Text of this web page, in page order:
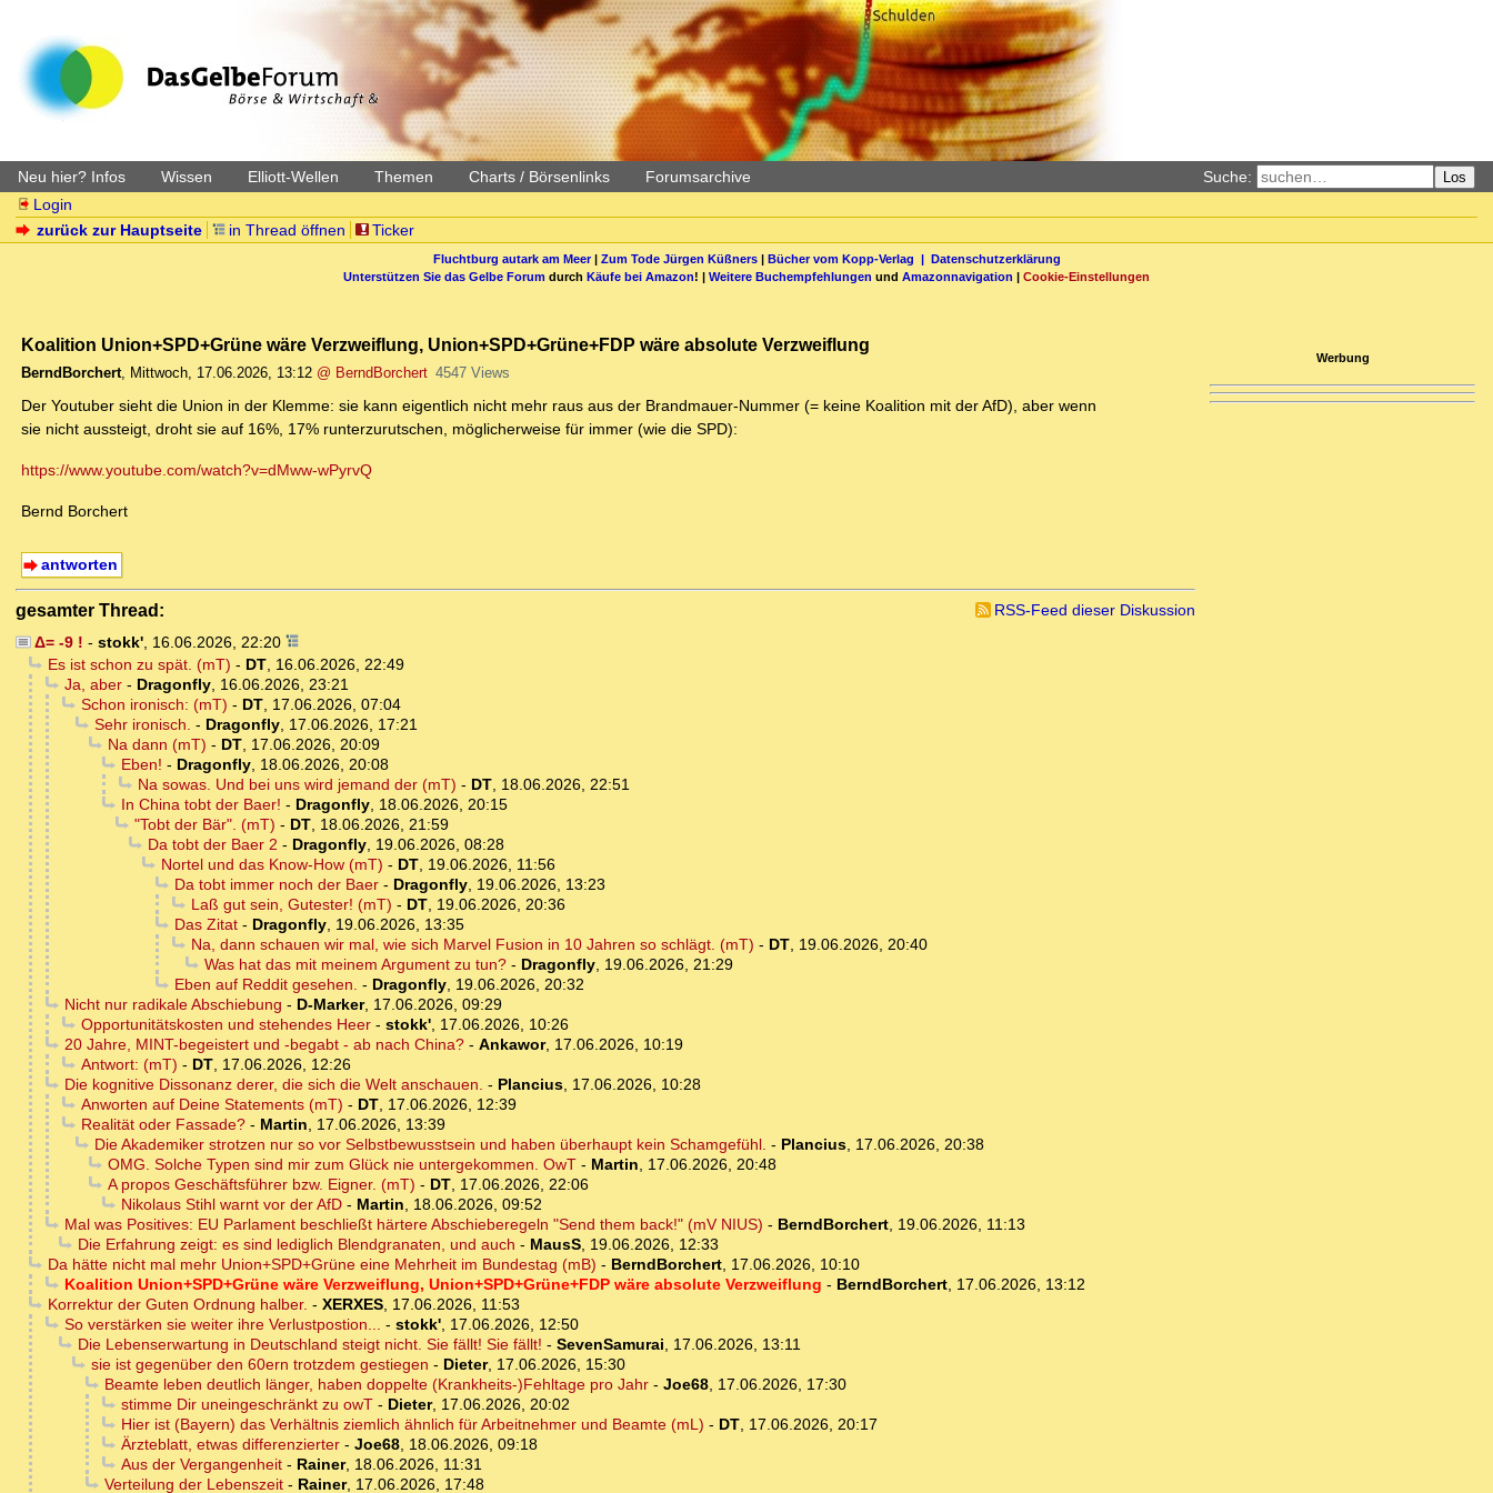
Neu hier? Infos Wissen Elliott-Wellen Themen Charts / Börsenlinks Forumsarchive Suche: Los
Login
zurück zur Hauptseite
in Thread öffnen Ticker
Fluchtburg autark am Meer| Zum Tode Jürgen Küßners| Bücher vom Kopp-Verlag | Datenschutzerklärung
Unterstützen Sie das Gelbe Forum durch Käufe bei Amazon! | Weitere Buchempfehlungen und Amazonnavigation | Cookie-Einstellungen
Koalition Union+SPD+Grüne wäre Verzweiflung, Union+SPD+Grüne+FDP wäre absolute Verzweiflung
BerndBorchert, Mittwoch, 17.06.2026, 13:12 @ BerndBorchert 4547 Views
Der Youtuber sieht die Union in der Klemme: sie kann eigentlich nicht mehr raus aus der Brandmauer-Nummer (= keine Koalition mit der AfD), aber wenn
sie nicht aussteigt, droht sie auf 16%, 17% runterzurutschen, möglicherweise für immer (wie die SPD):
https://www.youtube.com/watch?v=dMww-wPyrvQ
Bernd Borchert
antworten
gesamter Thread:
RSS-Feed dieser Diskussion
Δ= -9 ! - stokk', 16.06.2026, 22:20
Es ist schon zu spät. (mT) - DT, 16.06.2026, 22:49
Ja, aber- Dragonfly, 16.06.2026, 23:21
Schon ironisch: (mT) - DT, 17.06.2026, 07:04
Sehr ironisch. - Dragonfly, 17.06.2026, 17:21
Na dann (mT) - DT, 17.06.2026, 20:09
Eben! - Dragonfly, 18.06.2026, 20:08
Na sowas. Und bei uns wird jemand der (mT) - DT, 18.06.2026, 22:51
In China tobt der Baer! - Dragonfly, 18.06.2026, 20:15
"Tobt der Bär". (mT) - DT, 18.06.2026, 21:59
Da tobt der Baer 2 - Dragonfly, 19.06.2026, 08:28
Nortel und das Know-How (mT) - DT, 19.06.2026, 11:56
Da tobt immer noch der Baer- Dragonfly, 19.06.2026, 13:23
Laß gut sein, Gutester! (mT) - DT, 19.06.2026, 20:36
Das Zitat- Dragonfly, 19.06.2026, 13:35
Na, dann schauen wir mal, wie sich Marvel Fusion in 10 Jahren so schlägt. (mT) - DT, 19.06.2026, 20:40
Was hat das mit meinem Argument zu tun?- Dragonfly, 19.06.2026, 21:29
Eben auf Reddit gesehen. - Dragonfly, 19.06.2026, 20:32
Nicht nur radikale Abschiebung - D-Marker, 17.06.2026, 09:29
Opportunitätskosten und stehendes Heer- stokk', 17.06.2026, 10:26
20 Jahre, MINT-begeistert und -begabt - ab nach China?- Ankawor, 17.06.2026, 10:19
Antwort: (mT) - DT, 17.06.2026, 12:26
Die kognitive Dissonanz derer, die sich die Welt anschauen. - Plancius, 17.06.2026, 10:28
Anworten auf Deine Statements (mT) - DT, 17.06.2026, 12:39
Realität oder Fassade?- Martin, 17.06.2026, 13:39
Die Akademiker strotzen nur so vor Selbstbewusstsein und haben überhaupt kein Schamgefühl. - Plancius, 17.06.2026, 20:38
OMG. Solche Typen sind mir zum Glück nie untergekommen. OwT- Martin, 17.06.2026, 20:48
A propos Geschäftsführer bzw. Eigner. (mT) - DT, 17.06.2026, 22:06
Nikolaus Stihl warnt vor der AfD- Martin, 18.06.2026, 09:52
Mal was Positives: EU Parlament beschließt härtere Abschieberegeln "Send them back!" (mV NIUS) - BerndBorchert, 19.06.2026, 11:13
Die Erfahrung zeigt: es sind lediglich Blendgranaten, und auch - MausS, 19.06.2026, 12:33
Da hätte nicht mal mehr Union+SPD+Grüne eine Mehrheit im Bundestag (mB) - BerndBorchert, 17.06.2026, 10:10
Koalition Union+SPD+Grüne wäre Verzweiflung, Union+SPD+Grüne+FDP wäre absolute Verzweiflung - BerndBorchert, 17.06.2026, 13:12
Korrektur der Guten Ordnung halber. - XERXES, 17.06.2026, 11:53
So verstärken sie weiter ihre Verlustpostion... - stokk', 17.06.2026, 12:50
Die Lebenserwartung in Deutschland steigt nicht. Sie fällt! Sie fällt! - SevenSamurai, 17.06.2026, 13:11
sie ist gegenüber den 60ern trotzdem gestiegen - Dieter, 17.06.2026, 15:30
Beamte leben deutlich länger, haben doppelte (Krankheits-)Fehltage pro Jahr- Joe68, 17.06.2026, 17:30
stimme Dir uneingeschränkt zu owT- Dieter, 17.06.2026, 20:02
Hier ist (Bayern) das Verhältnis ziemlich ähnlich für Arbeitnehmer und Beamte (mL) - DT, 17.06.2026, 20:17
Ärzteblatt, etwas differenzierter- Joe68, 18.06.2026, 09:18
Aus der Vergangenheit- Rainer, 18.06.2026, 11:31
Verteilung der Lebenszeit- Rainer, 17.06.2026, 17:48
Werbung